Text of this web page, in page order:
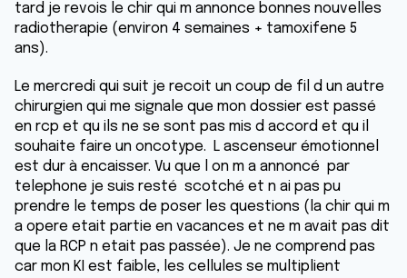
tard je revois le chir qui m annonce bonnes nouvelles
radiotherapie (environ 4 semaines + tamoxifene 5
ans).
Le mercredi qui suit je recoit un coup de fil d un autre
chirurgien qui me signale que mon dossier est passé
en rcp et qu ils ne se sont pas mis d accord et qu il
souhaite faire un oncotype. L ascenseur émotionnel
est dur à encaisser. Vu que l on m a annoncé par
telephone je suis resté scotché et n ai pas pu
prendre le temps de poser les questions (la chir qui m
a opere etait partie en vacances et ne m avait pas dit
que la RCP n etait pas passée). Je ne comprend pas
car mon KI est faible, les cellules se multiplient